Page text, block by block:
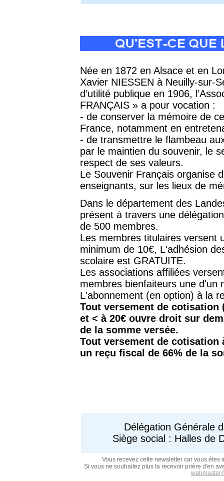
Née en 1872 en Alsace et en
Xavier NIESSEN à Neuilly-sur-
d’utilité publique en 1906,
FRANÇAIS » a pour vocation :
- de conserver la mémoire de
France, notamment en
- de transmettre le flambeau
par le maintien du souvenir, le
respect de ses valeurs.
Le Souvenir Français organise
enseignants, sur les lieux de
Dans le département des
présent à travers une
de 500 membres.
Les membres titulaires versent
minimum de 10€, L'adhésion
scolaire est GRATUITE.
Les associations affiliées
membres bienfaiteurs une d'un
L'abonnement (en option) à la
Tout versement de cotisation
et < à 20€ ouvre droit sur
de la somme versée.
Tout versement de cotisation
un reçu fiscal de 66% de la
Délégation Générale
Siège social : Halles de
Vous recevez cette newsletter car vous
Si vous ne souhaitez plus la recevoir prière d'en